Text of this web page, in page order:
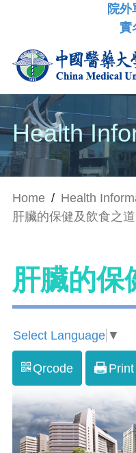
院外
實
Health
Home / Health
肝臟的保健及飲食之道
肝臟的保
Select Language ▼
Qrcode Print